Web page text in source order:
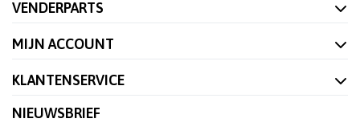
VENDERPARTS
MIJN ACCOUNT
KLANTENSERVICE
NIEUWSBRIEF